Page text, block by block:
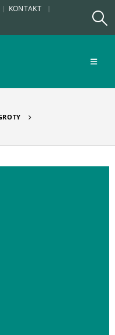
KONTAKT